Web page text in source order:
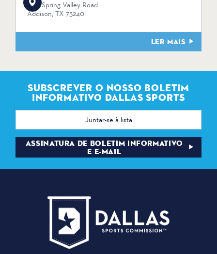
3815 Spring Valley Road
Addison, TX 75240
LER MAIS
SUBSCREVER O NOSSO BOLETIM
INFORMATIVO DALLAS SPORTS
Endereço
correio
eletrónico
ASSINATURA DE BOLETIM INFORMATIVO
E E-MAIL